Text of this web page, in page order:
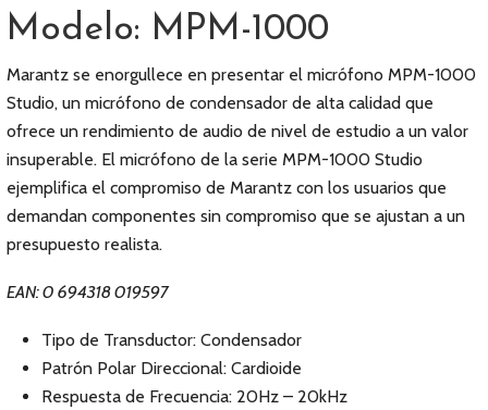
Modelo: MPM-1000
Marantz se enorgullece en presentar el micrófono MPM-1000
Studio, un micrófono de condensador de alta calidad que
ofrece un rendimiento de audio de nivel de estudio a un valor
insuperable. El micrófono de la serie MPM-1000 Studio
ejemplifica el compromiso de Marantz con los usuarios que
demandan componentes sin compromiso que se ajustan a un
presupuesto realista.
EAN: 0 694318 019597
Tipo de Transductor: Condensador
Patrón Polar Direccional: Cardioide
Respuesta de Frecuencia: 20Hz – 20kHz